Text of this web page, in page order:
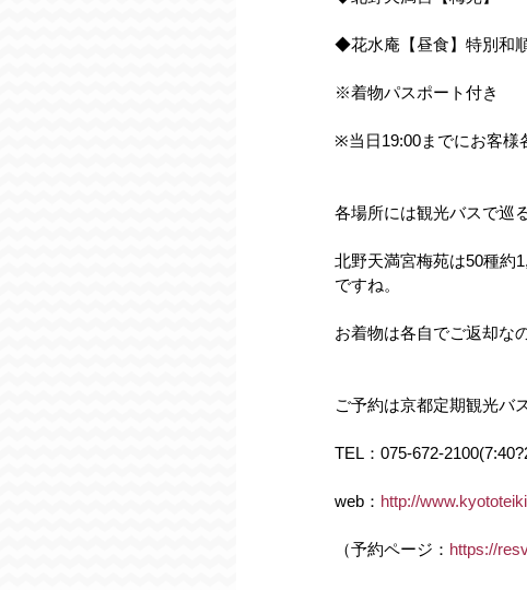
◆花水庵【昼食】特別和
※着物パスポート付き
※当日19:00までにお客様
各場所には観光バスで巡
北野天満宮梅苑は50種約
ですね。
お着物は各自でご返却な
ご予約は京都定期観光バ
TEL：075-672-
web： http://
（予約ページ： https://